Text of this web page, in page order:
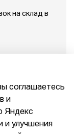
на склад в
соглашаетесь
и
Яндекс
и улучшения